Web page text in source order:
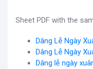
Sheet PDF with the
Dâng Lễ Ngày
Dâng Lễ Ngày
Dâng lễ ngày